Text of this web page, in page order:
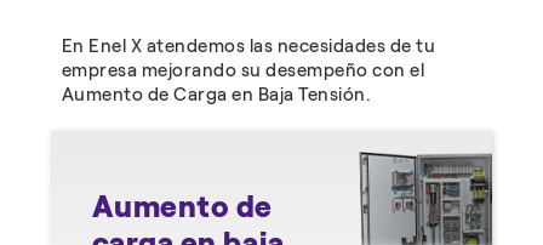
En Enel X atendemos las necesidades de tu
empresa mejorando su desempeño con el
Aumento de Carga en Baja Tensión.
Aumento de